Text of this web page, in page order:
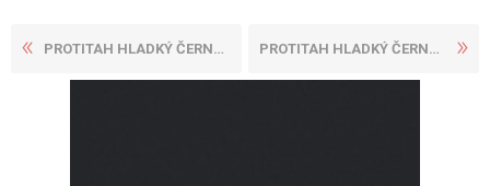
PROTITAH HLADKÝ ČERNÝ 3050X... PROTITAH HLADKÝ ČERNÝ 3070X...